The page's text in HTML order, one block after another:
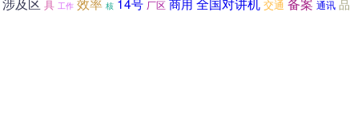
具 工作 核 厂区 交通 通讯